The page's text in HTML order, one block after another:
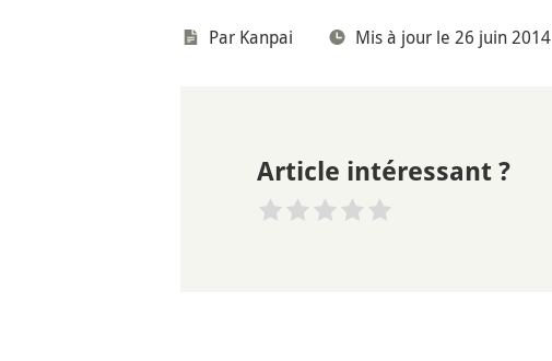
Par Kanpai Mis à jour le 26 juin 2014
Article intéressant ?